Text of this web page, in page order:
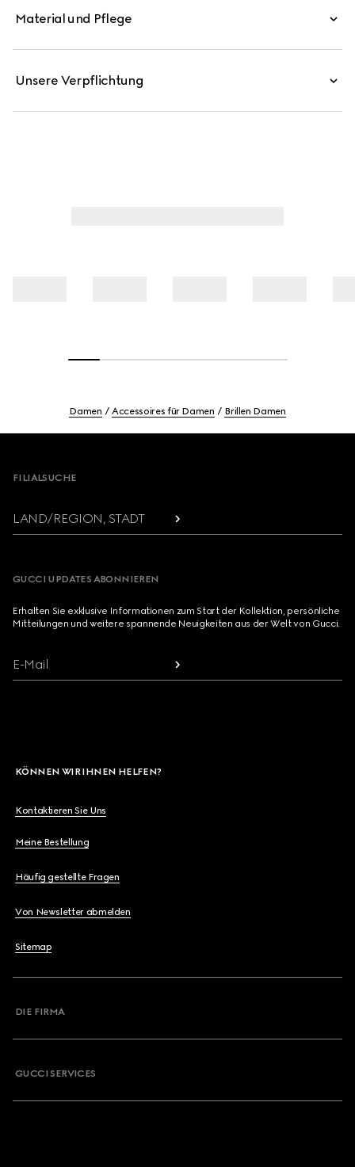
Material und Pflege
Unsere Verpflichtung
Damen Accessoires für Damen Brillen Damen
FILIALSUCHE
LAND/REGION, STADT
GUCCI UPDATES ABONNIEREN
Erhalten Sie exklusive Informationen zum Start der Kollektion, persönliche
Mitteilungen und weitere spannende Neuigkeiten aus der Welt von Gucci.
E-Mail
KÖNNEN WIR IHNEN HELFEN?
Kontaktieren Sie Uns
Meine Bestellung
Häufig gestellte Fragen
Von Newsletter abmelden
Sitemap
DIE FIRMA
GUCCI SERVICES